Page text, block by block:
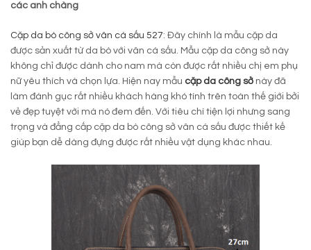
các anh chàng
Cặp da bò công sở vân cá sấu 527: Đây chính là mẫu cặp da
được sản xuất từ da bò với vân cá sấu. Mẫu cặp da công sở này
không chỉ được dành cho nam mà còn được rất nhiều chị em phụ
nữ yêu thích và chọn lựa. Hiện nay mẫu cặp da công sở này đã
làm đánh gục rất nhiều khách hàng khó tính trên toàn thế giới bởi
vẻ đẹp tuyệt vời mà nó đem đến. Với tiêu chí tiện lợi nhưng sang
trọng và đẳng cấp cặp da bò công sở vân cá sấu được thiết kế
giúp bạn dễ dàng đựng được rất nhiều vật dụng khác nhau.